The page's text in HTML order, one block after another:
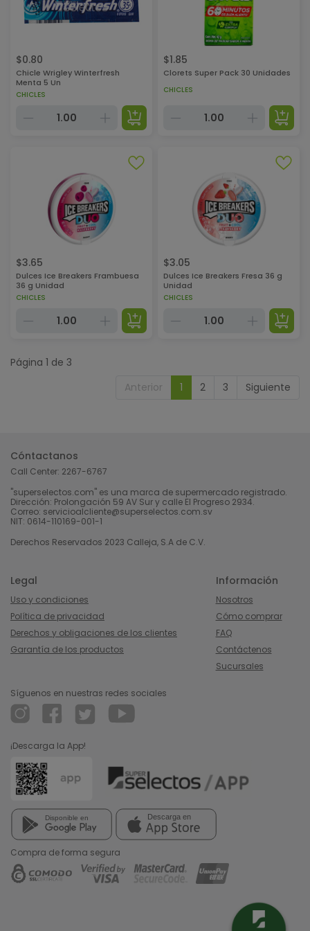
$0.80
Chicle Wrigley Winterfresh
Menta 5 Un
CHICLES
$1.85
Clorets Super Pack 30 Unidades
CHICLES
$3.65
Dulces Ice Breakers Frambuesa
36 g Unidad
CHICLES
$3.05
Dulces Ice Breakers Fresa 36 g
Unidad
CHICLES
Página 1 de 3
Anterior
1 2 3 Siguiente
Cóntactanos
Call Center: 2267-6767
"superselectos.com" es una marca de supermercado registrado.
Dirección: Prolongación 59 AV Sur y calle El Progreso 2934.
Correo: servicioalcliente@superselectos.com.sv
NIT: 0614-110169-001-1
Derechos Reservados 2023 Calleja, S.A de C.V.
Legal
Uso y condiciones
Política de privacidad
Derechos y obligaciones de los clientes
Garantía de los productos
Información
Nosotros
Cómo comprar
FAQ
Contáctenos
Sucursales
Síguenos en nuestras redes sociales
¡Descarga la App!
Compra de forma segura